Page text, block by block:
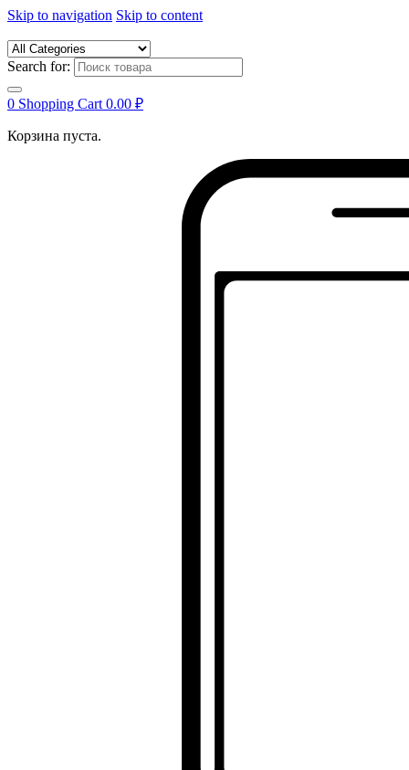
Skip to navigation Skip to content
Search for:
0 Shopping Cart 0.00 ₽
Корзина пуста.